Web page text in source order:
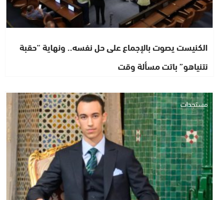
الكنيست يصوت بالإجماع على حل نفسه.. ونهاية “حقبة
نتنياهو” باتت مسألة وقت
مستجدات